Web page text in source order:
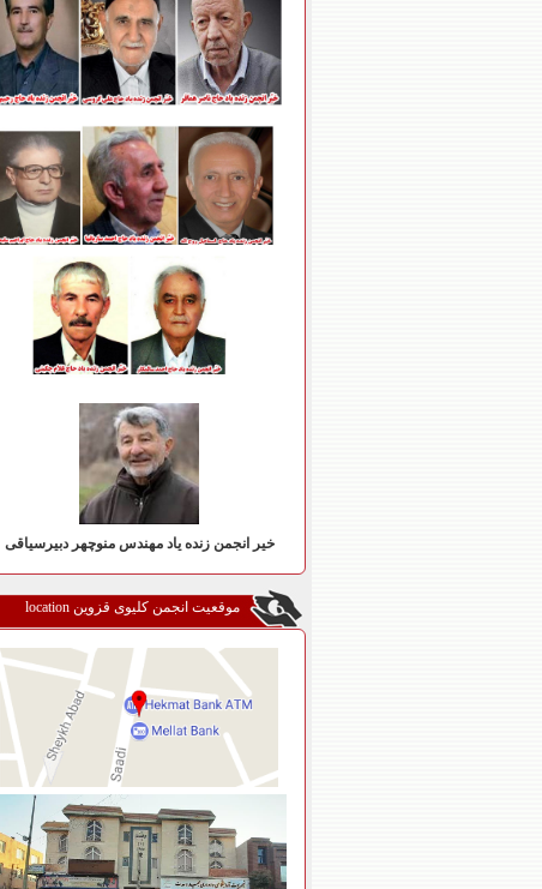
خیر انجمن زنده یاد مهندس منوچهر دبیرسیاقی
موقعیت انجمن کلیوی قزوین location